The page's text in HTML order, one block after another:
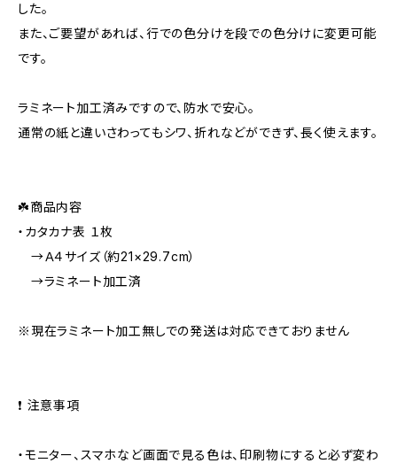
した。
また、ご要望があれば、行での色分けを段での色分けに変更可能
です。
ラミネート加工済みですので、防水で安心。
通常の紙と違いさわってもシワ、折れなどができず、長く使えます。
☘️商品内容
・カタカナ表 １枚
→Ａ４サイズ（約21×29.7cm）
→ラミネート加工済
※現在ラミネート加工無しでの発送は対応できておりません
❗️ 注意事項
・モニター、スマホなど画面で見る色は、印刷物にすると必ず変わ